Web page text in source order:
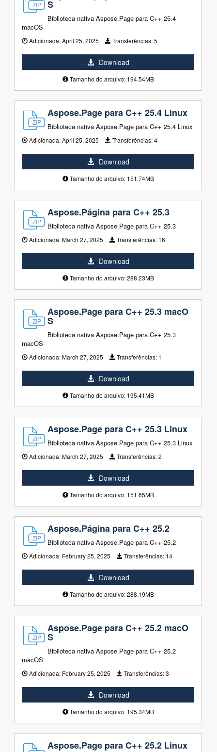
S
Biblioteca nativa Aspose.Page para C++ 25.4
macOS
Adicionada:April 25, 2025 Transferências:5
Download
Tamanho do arquivo: 194.54MB
Aspose.Page para C++ 25.4 Linux
Biblioteca nativa Aspose.Page para C++ 25.4 Linux
Adicionada:April 25, 2025 Transferências:4
Download
Tamanho do arquivo: 151.74MB
Aspose.Página para C++ 25.3
Biblioteca nativa Aspose.Page para C++ 25.3
Adicionada:March 27, 2025 Transferências: 16
Download
Tamanho do arquivo: 288.23MB
Aspose.Page para C++ 25.3 macO
S
Biblioteca nativa Aspose.Page para C++ 25.3
macOS
Adicionada:March 27, 2025 Transferências: 1
Download
Tamanho do arquivo: 195.41MB
Aspose.Page para C++ 25.3 Linux
Biblioteca nativa Aspose.Page para C++ 25.3 Linux
Adicionada:March 27, 2025 Transferências:2
Download
Tamanho do arquivo: 151.65MB
Aspose.Página para C++ 25.2
Biblioteca nativa Aspose.Page para C++ 25.2
Adicionada: February 25, 2025 Transferências: 14
Download
Tamanho do arquivo: 288.19MB
Aspose.Page para C++ 25.2 macO
S
Biblioteca nativa Aspose.Page para C++ 25.2
macOS
Adicionada: February 25, 2025 Transferências:3
Download
Tamanho do arquivo: 195.34MB
Aspose.Page para C++ 25.2 Linux